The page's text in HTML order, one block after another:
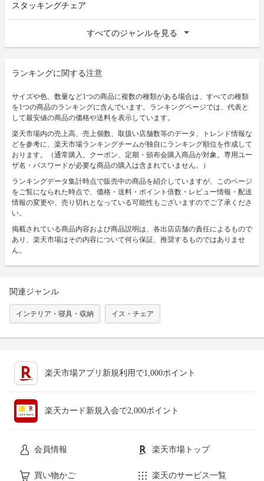
スタッキングチェア
すべてのジャンルを見る
ランキングに関する注意
サイズや色、数量など1つの商品に複数の種類がある場合は、すべての種類
を1つの商品のランキングに含んでいます。ランキングページでは、代表と
して最安値の商品の価格や送料を表示しています。
楽天市場内の売上高、売上個数、取扱い店舗数等のデータ、トレンド情報な
どを参考に、楽天市場ランキングチームが独自にランキング順位を作成して
おります。（通常購入、クーポン、定期・頒布会購入商品が対象。専用ユー
ザ名・パスワードが必要な商品の購入は含まれていません。）
ランキングデータ集計時点で販売中の商品を紹介していますが、このページ
をご覧になられた時点で、価格・送料・ポイント倍数・レビュー情報・配送
情報の変更や、売り切れとなっている可能性もございますのでご了承くださ
い。
掲載されている商品内容および商品説明は、各出店店舗の責任によるもので
あり、楽天市場はその内容について何ら保証、推奨するものではありませ
ん。
関連ジャンル
インテリア・寝具・収納 イス・チェア
楽天市場アプリ新規利用で1,000ポイント
楽天カード新規入会で2,000ポイント
会員情報 楽天市場トップ
買い物かご 楽天のサービス一覧